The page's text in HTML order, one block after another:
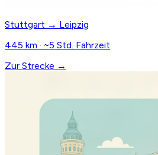
Stuttgart → Leipzig
445 km · ~5 Std. Fahrzeit
Zur Strecke →